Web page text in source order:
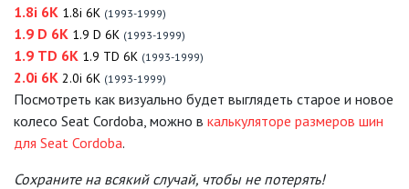
1.8i 6K 1.8i 6K (1993-1999)
1.9 D 6K 1.9 D 6K (1993-1999)
1.9 TD 6K 1.9 TD 6K (1993-1999)
2.0i 6K 2.0i 6K (1993-1999)
Посмотреть как визуально будет выглядеть старое и новое
колесо Seat Cordoba, можно в калькуляторе размеров шин
для Seat Cordoba.
Сохраните на всякий случай, чтобы не потерять!